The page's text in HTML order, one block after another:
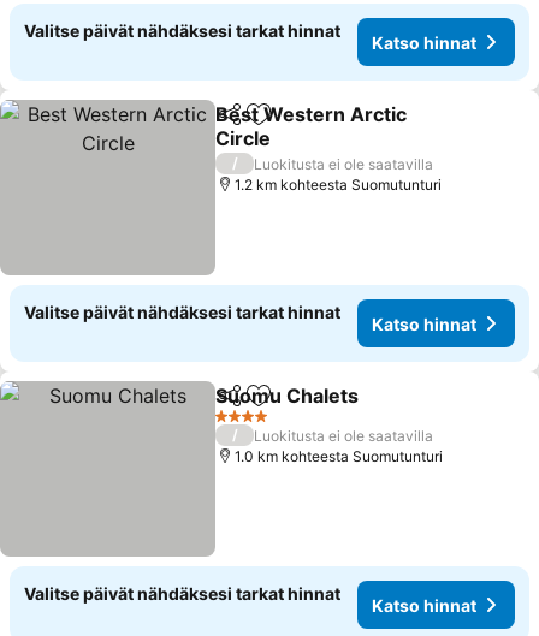
Valitse päivät nähdäksesi tarkat hinnat
Katso hinnat
Jaa Lisää suosikkeihin
Best Western Arctic
Circle
/
Luokitusta ei ole saatavilla
1.2 km kohteesta Suomutunturi
Valitse päivät nähdäksesi tarkat hinnat
Katso hinnat
Jaa Lisää suosikkeihin
Suomu Chalets
4 Tähtiluokitus
/
Luokitusta ei ole saatavilla
1.0 km kohteesta Suomutunturi
Valitse päivät nähdäksesi tarkat hinnat
Katso hinnat